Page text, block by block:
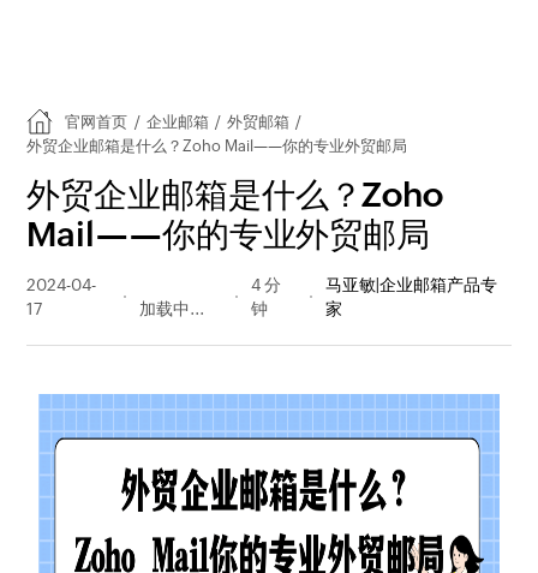
官网首页 / 企业邮箱 / 外贸邮箱 /
外贸企业邮箱是什么？Zoho Mail——你的专业外贸邮局
外贸企业邮箱是什么？Zoho
Mail——你的专业外贸邮局
2024-04-
17
量
4 分
钟
马亚敏|企业邮箱产品专
家